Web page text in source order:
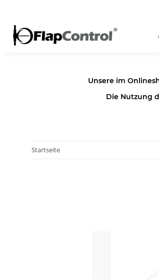
Unsere im
Die Nutzung
Startseite